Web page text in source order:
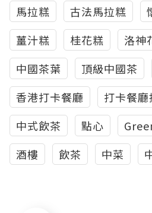
馬拉糕
古法馬拉糕
薑汁糕
桂花糕 洛神
中國茶葉
頂級中國茶
香港打卡餐廳
打卡餐廳
中式飲茶
點心
酒樓
飲茶 中菜